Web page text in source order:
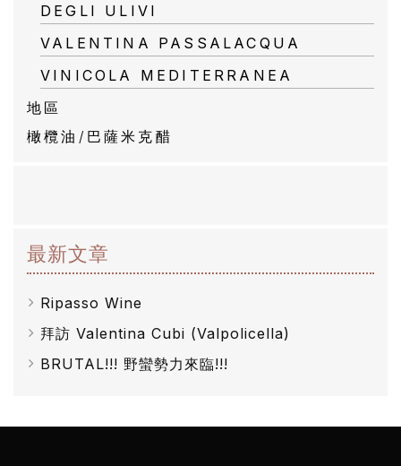
DEGLI ULIVI
VALENTINA PASSALACQUA
VINICOLA MEDITERRANEA
地區
橄欖油/巴薩米克醋
最新文章
Ripasso Wine
拜訪 Valentina Cubi (Valpolicella)
BRUTAL!!! 野蠻勢力來臨!!!